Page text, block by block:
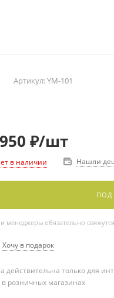
Артикул:YM-101
₽/шт
в наличии Нашли
ПОД
менеджеры обязательно
Хочу в подарок
действительна только для
розничных магазинах